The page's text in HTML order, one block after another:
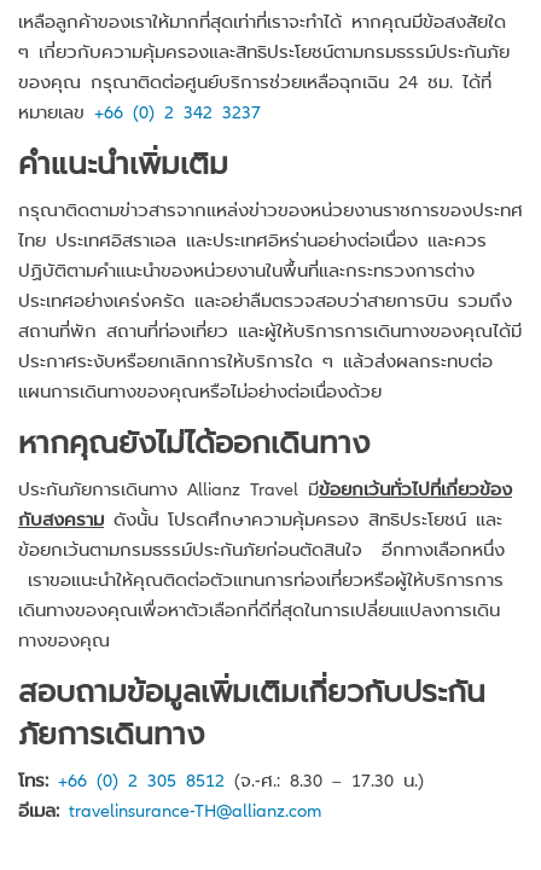
เหลือลูกค้าของเราให้มากที่สุดเท่าที่เราจะทำได้ หากคุณมีข้อสงสัยใด
ๆ เกี่ยวกับความคุ้มครองและสิทธิประโยชน์ตามกรมธรรม์ประกันภัย
ของคุณ กรุณาติดต่อศูนย์บริการช่วยเหลือฉุกเฉิน 24 ชม. ได้ที่
หมายเลข +66 (0) 2 342 3237
คำแนะนำเพิ่มเติม
กรุณาติดตามข่าวสารจากแหล่งข่าวของหน่วยงานราชการของประทศ
ไทย ประเทศอิสราเอล และประเทศอิหร่านอย่างต่อเนื่อง และควร
ปฏิบัติตามคำแนะนำของหน่วยงานในพื้นที่และกระทรวงการต่าง
ประเทศอย่างเคร่งครัด และอย่าลืมตรวจสอบว่าสายการบิน รวมถึง
สถานที่พัก สถานที่ท่องเที่ยว และผู้ให้บริการการเดินทางของคุณได้มี
ประกาศระงับหรือยกเลิกการให้บริการใด ๆ แล้วส่งผลกระทบต่อ
แผนการเดินทางของคุณหรือไม่อย่างต่อเนื่องด้วย
หากคุณยังไม่ได้ออกเดินทาง
ประกันภัยการเดินทาง Allianz Travel มีข้อยกเว้นทั่วไปที่เกี่ยวข้อง
กับสงคราม ดังนั้น โปรดศึกษาความคุ้มครอง สิทธิประโยชน์ และ
ข้อยกเว้นตามกรมธรรม์ประกันภัยก่อนตัดสินใจ อีกทางเลือกหนึ่ง
เราขอแนะนำให้คุณติดต่อตัวแทนการท่องเที่ยวหรือผู้ให้บริการการ
เดินทางของคุณเพื่อหาตัวเลือกที่ดีที่สุดในการเปลี่ยนแปลงการเดิน
ทางของคุณ
สอบถามข้อมูลเพิ่มเติมเกี่ยวกับประกัน
ภัยการเดินทาง
โทร: +66 (0) 2 305 8512 (จ.-ศ.: 8.30 – 17.30 น.)
อีเมล: travelinsurance-TH@allianz.com